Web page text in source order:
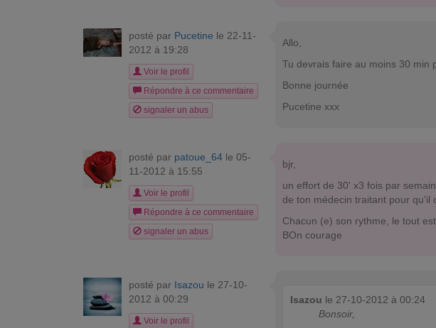
posté par Pucetine le 22-11-
2012 à 19:28
Voir le profil
Répondre à ce commentaire
signaler un abus
Allo,
Tu devrais faire au moins 30 min
Bonne journée
Pucetine xxx
posté par patoue_64 le 05-
11-2012 à 15:55
Voir le profil
Répondre à ce commentaire
signaler un abus
bjr,
un effort de 30' x3 fois par
de ton médecin traitant pour qu'il
Chacun (e) son rythme, le tout
BOn courage
posté par Isazou le 27-10-
2012 à 00:29
Voir le profil
Isazou le 27-10-2012 à 00:24
Bonsoir,